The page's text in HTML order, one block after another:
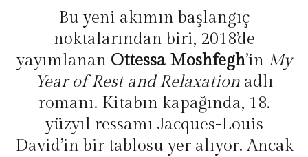
Bu yeni akımın başlangıç
noktalarından biri, 2018’de
yayımlanan Ottessa Moshfegh’in My
Year of Rest and Relaxation adlı
romanı. Kitabın kapağında, 18.
yüzyıl ressamı Jacques-Louis
David’in bir tablosu yer alıyor. Ancak